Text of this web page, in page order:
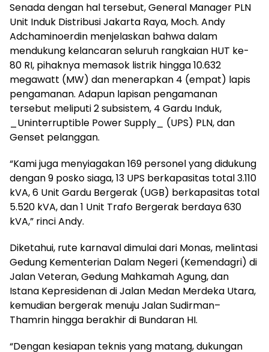
Senada dengan hal tersebut, General Manager PLN
Unit Induk Distribusi Jakarta Raya, Moch. Andy
Adchaminoerdin menjelaskan bahwa dalam
mendukung kelancaran seluruh rangkaian HUT ke-
80 RI, pihaknya memasok listrik hingga 10.632
megawatt (MW) dan menerapkan 4 (empat) lapis
pengamanan. Adapun lapisan pengamanan
tersebut meliputi 2 subsistem, 4 Gardu Induk,
_Uninterruptible Power Supply_ (UPS) PLN, dan
Genset pelanggan.
“Kami juga menyiagakan 169 personel yang didukung
dengan 9 posko siaga, 13 UPS berkapasitas total 3.110
kVA, 6 Unit Gardu Bergerak (UGB) berkapasitas total
5.520 kVA, dan 1 Unit Trafo Bergerak berdaya 630
kVA,” rinci Andy.
Diketahui, rute karnaval dimulai dari Monas, melintasi
Gedung Kementerian Dalam Negeri (Kemendagri) di
Jalan Veteran, Gedung Mahkamah Agung, dan
Istana Kepresidenan di Jalan Medan Merdeka Utara,
kemudian bergerak menuju Jalan Sudirman–
Thamrin hingga berakhir di Bundaran HI.
“Dengan kesiapan teknis yang matang, dukungan